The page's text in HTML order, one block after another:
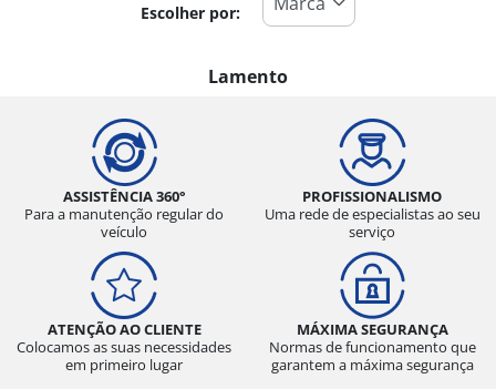
Todos os tipos (0)
Verão (0)
Todas as estações (0)
Tipo de veículo
Todos os tipos (0)
Ligeiro (0)
Comercial (0)
Escolher por:
Lamento
ASSISTÊNCIA 360°
Para a manutenção regular do
veículo
PROFISSIONALISMO
Uma rede de especialistas ao seu
serviço
ATENÇÃO AO CLIENTE
Colocamos as suas necessidades
em primeiro lugar
MÁXIMA SEGURANÇA
Normas de funcionamento que
garantem a máxima segurança